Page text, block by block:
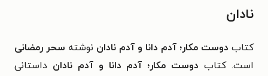
نادان
کتاب دوست مکار؛ آدم دانا و آدم نادان نوشته سحر رمضانی
است. کتاب دوست مکار؛ آدم دانا و آدم نادان داستانی